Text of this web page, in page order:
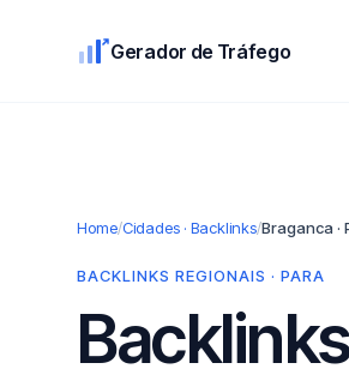
Gerador de Tráfego
Home/Cidades · Backlinks/Braganca ·
BACKLINKS REGIONAIS · PARA